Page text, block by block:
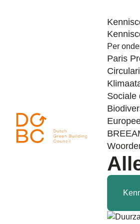
Per
Paris
Sociale